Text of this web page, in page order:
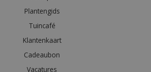
Plantengids
Tuincafé
Klantenkaart
Cadeaubon
Vacatures